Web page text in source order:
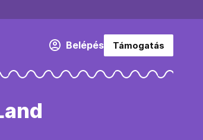
Belépés Támogatás